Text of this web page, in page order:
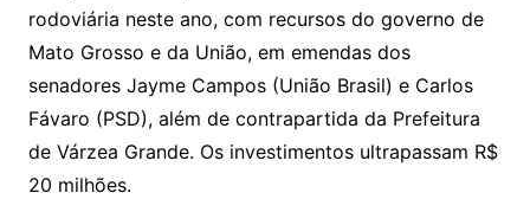
rodoviária neste ano, com recursos do governo de
Mato Grosso e da União, em emendas dos
senadores Jayme Campos (União Brasil) e Carlos
Fávaro (PSD), além de contrapartida da Prefeitura
de Várzea Grande. Os investimentos ultrapassam R$
20 milhões.